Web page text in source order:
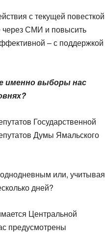
с текущей повесткой
через СМИ и повысить
– с поддержкой
именно выборы нас
Государственной
Думы Ямальского
или, учитывая
дней?
Центральной
предусмотрены